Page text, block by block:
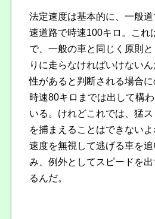
法定速度は基本的に、一般
速道路で時速100キロ。これ
で、一般の車と同じく原則
りに走らなければいけない
性があると判断される場合
時速80キロまでは出して構
いる。けれどこれでは、猛
を捕まえることはできない
速度を無視して逃げる車を
み、例外としてスピードを
るんだ。